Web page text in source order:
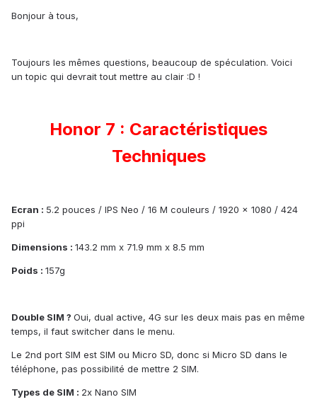
Bonjour à tous,
Toujours les mêmes questions, beaucoup de spéculation. Voici
un topic qui devrait tout mettre au clair :D !
Honor 7 : Caractéristiques
Techniques
Ecran : 5.2 pouces / IPS Neo / 16 M couleurs / 1920 x 1080 / 424
ppi
Dimensions : 143.2 mm x 71.9 mm x 8.5 mm
Poids : 157g
Double SIM ? Oui, dual active, 4G sur les deux mais pas en même
temps, il faut switcher dans le menu.
Le 2nd port SIM est SIM ou Micro SD, donc si Micro SD dans le
téléphone, pas possibilité de mettre 2 SIM.
Types de SIM : 2x Nano SIM